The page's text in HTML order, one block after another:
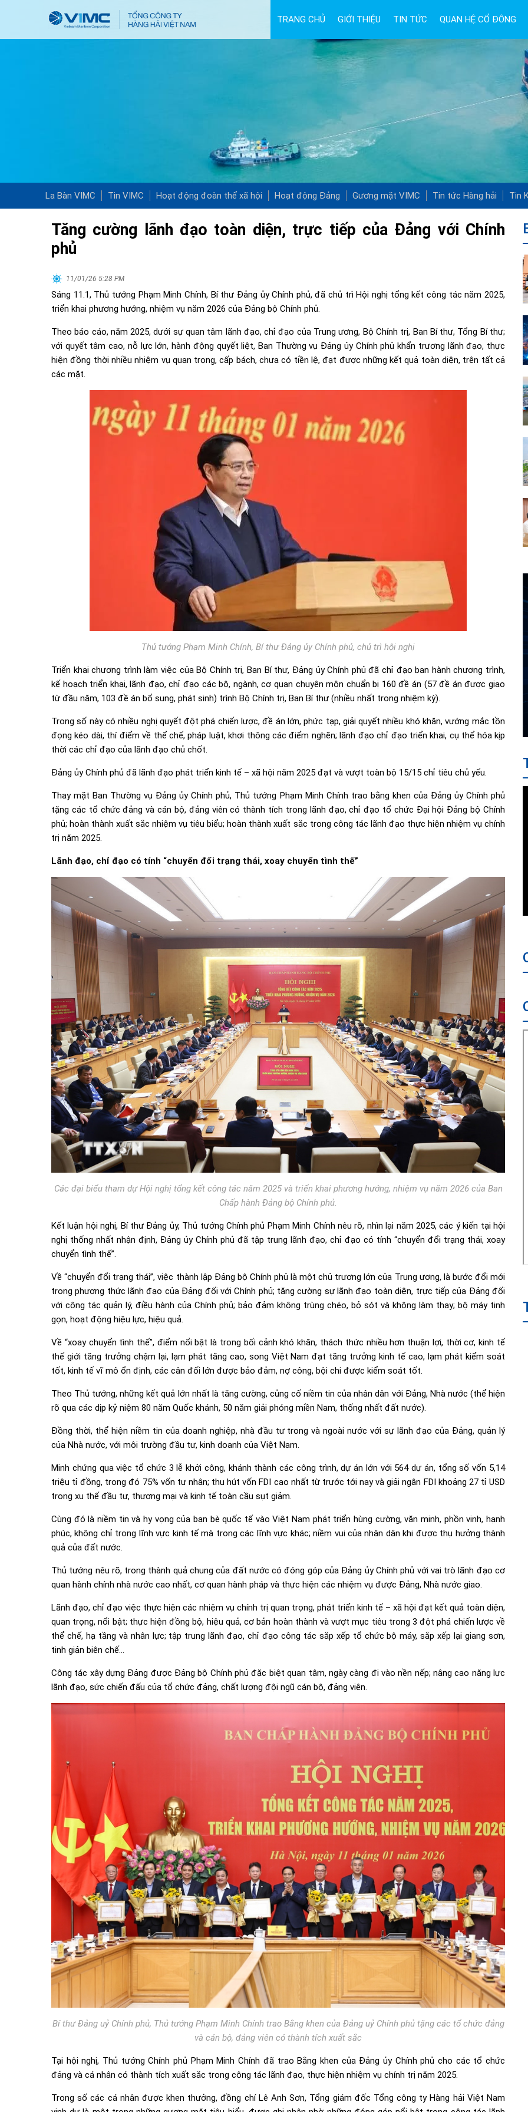
TRANG CHỦ GIỚI THIỆU TIN TỨC QUAN HỆ CỔ ĐÔNG
La Bàn VIMC Tin VIMC Hoạt động đoàn thể xã hội Hoạt động Đảng Gương mặt VIMC Tin tức Hàng hải Tin
Tăng cường lãnh đạo toàn diện, trực tiếp của Đảng với Chính
phủ
11/01/26 5:28 PM
Sáng 11.1, Thủ tướng Phạm Minh Chính, Bí thư Đảng ủy Chính phủ, đã chủ trì Hội nghị tổng kết công tác năm 2025,
triển khai phương hướng, nhiệm vụ năm 2026 của Đảng bộ Chính phủ.
Theo báo cáo, năm 2025, dưới sự quan tâm lãnh đạo, chỉ đạo của Trung ương, Bộ Chính trị, Ban Bí thư, Tổng Bí thư;
với quyết tâm cao, nỗ lực lớn, hành động quyết liệt, Ban Thường vụ Đảng ủy Chính phủ khẩn trương lãnh đạo, thực
hiện đồng thời nhiều nhiệm vụ quan trọng, cấp bách, chưa có tiền lệ, đạt được những kết quả toàn diện, trên tất cả
các mặt.
Thủ tướng Phạm Minh Chính, Bí thư Đảng ủy Chính phủ, chủ trì hội nghị
Triển khai chương trình làm việc của Bộ Chính trị, Ban Bí thư, Đảng ủy Chính phủ đã chỉ đạo ban hành chương trình,
kế hoạch triển khai, lãnh đạo, chỉ đạo các bộ, ngành, cơ quan chuyên môn chuẩn bị 160 đề án (57 đề án được giao
từ đầu năm, 103 đề án bổ sung, phát sinh) trình Bộ Chính trị, Ban Bí thư (nhiều nhất trong nhiệm kỳ).
Trong số này có nhiều nghị quyết đột phá chiến lược, đề án lớn, phức tạp, giải quyết nhiều khó khăn, vướng mắc tồn
đọng kéo dài, thí điểm về thể chế, pháp luật, khơi thông các điểm nghẽn; lãnh đạo chỉ đạo triển khai, cụ thể hóa kịp
thời các chỉ đạo của lãnh đạo chủ chốt.
Đảng ủy Chính phủ đã lãnh đạo phát triển kinh tế – xã hội năm 2025 đạt và vượt toàn bộ 15/15 chỉ tiêu chủ yếu.
Thay mặt Ban Thường vụ Đảng ủy Chính phủ, Thủ tướng Phạm Minh Chính trao bằng khen của Đảng ủy Chính phủ
tặng các tổ chức đảng và cán bộ, đảng viên có thành tích trong lãnh đạo, chỉ đạo tổ chức Đại hội Đảng bộ Chính
phủ; hoàn thành xuất sắc nhiệm vụ tiêu biểu; hoàn thành xuất sắc trong công tác lãnh đạo thực hiện nhiệm vụ chính
trị năm 2025.
Lãnh đạo, chỉ đạo có tính “chuyển đổi trạng thái, xoay chuyển tình thế”
Các đại biểu tham dự Hội nghị tổng kết công tác năm 2025 và triển khai phương hướng, nhiệm vụ năm 2026 của Ban
Chấp hành Đảng bộ Chính phủ.
Kết luận hội nghị, Bí thư Đảng ủy, Thủ tướng Chính phủ Phạm Minh Chính nêu rõ, nhìn lại năm 2025, các ý kiến tại hội
nghị thống nhất nhận định, Đảng ủy Chính phủ đã tập trung lãnh đạo, chỉ đạo có tính “chuyển đổi trạng thái, xoay
chuyển tình thế”.
Về “chuyển đổi trạng thái”, việc thành lập Đảng bộ Chính phủ là một chủ trương lớn của Trung ương, là bước đổi mới
trong phương thức lãnh đạo của Đảng đối với Chính phủ; tăng cường sự lãnh đạo toàn diện, trực tiếp của Đảng đối
với công tác quản lý, điều hành của Chính phủ; bảo đảm không trùng chéo, bỏ sót và không làm thay; bộ máy tinh
gọn, hoạt động hiệu lực, hiệu quả.
Về “xoay chuyển tình thế”, điểm nổi bật là trong bối cảnh khó khăn, thách thức nhiều hơn thuận lợi, thời cơ, kinh tế
thế giới tăng trưởng chậm lại, lạm phát tăng cao, song Việt Nam đạt tăng trưởng kinh tế cao, lạm phát kiểm soát
tốt, kinh tế vĩ mô ổn định, các cân đối lớn được bảo đảm, nợ công, bội chi được kiểm soát tốt.
Theo Thủ tướng, những kết quả lớn nhất là tăng cường, củng cố niềm tin của nhân dân với Đảng, Nhà nước (thể hiện
rõ qua các dịp kỷ niệm 80 năm Quốc khánh, 50 năm giải phóng miền Nam, thống nhất đất nước).
Đồng thời, thể hiện niềm tin của doanh nghiệp, nhà đầu tư trong và ngoài nước với sự lãnh đạo của Đảng, quản lý
của Nhà nước, với môi trường đầu tư, kinh doanh của Việt Nam.
Minh chứng qua việc tổ chức 3 lễ khởi công, khánh thành các công trình, dự án lớn với 564 dự án, tổng số vốn 5,14
triệu tỉ đồng, trong đó 75% vốn tư nhân; thu hút vốn FDI cao nhất từ trước tới nay và giải ngân FDI khoảng 27 tỉ USD
trong xu thế đầu tư, thương mại và kinh tế toàn cầu sụt giảm.
Cùng đó là niềm tin và hy vọng của bạn bè quốc tế vào Việt Nam phát triển hùng cường, văn minh, phồn vinh, hạnh
phúc, không chỉ trong lĩnh vực kinh tế mà trong các lĩnh vực khác; niềm vui của nhân dân khi được thụ hưởng thành
quả của đất nước.
Thủ tướng nêu rõ, trong thành quả chung của đất nước có đóng góp của Đảng ủy Chính phủ với vai trò lãnh đạo cơ
quan hành chính nhà nước cao nhất, cơ quan hành pháp và thực hiện các nhiệm vụ được Đảng, Nhà nước giao.
Lãnh đạo, chỉ đạo việc thực hiện các nhiệm vụ chính trị quan trọng, phát triển kinh tế – xã hội đạt kết quả toàn diện,
quan trọng, nổi bật; thực hiện đồng bộ, hiệu quả, cơ bản hoàn thành và vượt mục tiêu trong 3 đột phá chiến lược về
thể chế, hạ tầng và nhân lực; tập trung lãnh đạo, chỉ đạo công tác sắp xếp tổ chức bộ máy, sắp xếp lại giang sơn,
tinh giản biên chế…
Công tác xây dựng Đảng được Đảng bộ Chính phủ đặc biệt quan tâm, ngày càng đi vào nền nếp; nâng cao năng lực
lãnh đạo, sức chiến đấu của tổ chức đảng, chất lượng đội ngũ cán bộ, đảng viên.
Bí thư Đảng uỷ Chính phủ, Thủ tướng Phạm Minh Chính trao Bằng khen của Đảng uỷ Chính phủ tặng các tổ chức đảng
và cán bộ, đảng viên có thành tích xuất sắc
Tại hội nghị, Thủ tướng Chính phủ Phạm Minh Chính đã trao Bằng khen của Đảng ủy Chính phủ cho các tổ chức
đảng và cá nhân có thành tích xuất sắc trong công tác lãnh đạo, thực hiện nhiệm vụ chính trị năm 2025.
Trong số các cá nhân được khen thưởng, đồng chí Lê Anh Sơn, Tổng giám đốc Tổng công ty Hàng hải Việt Nam